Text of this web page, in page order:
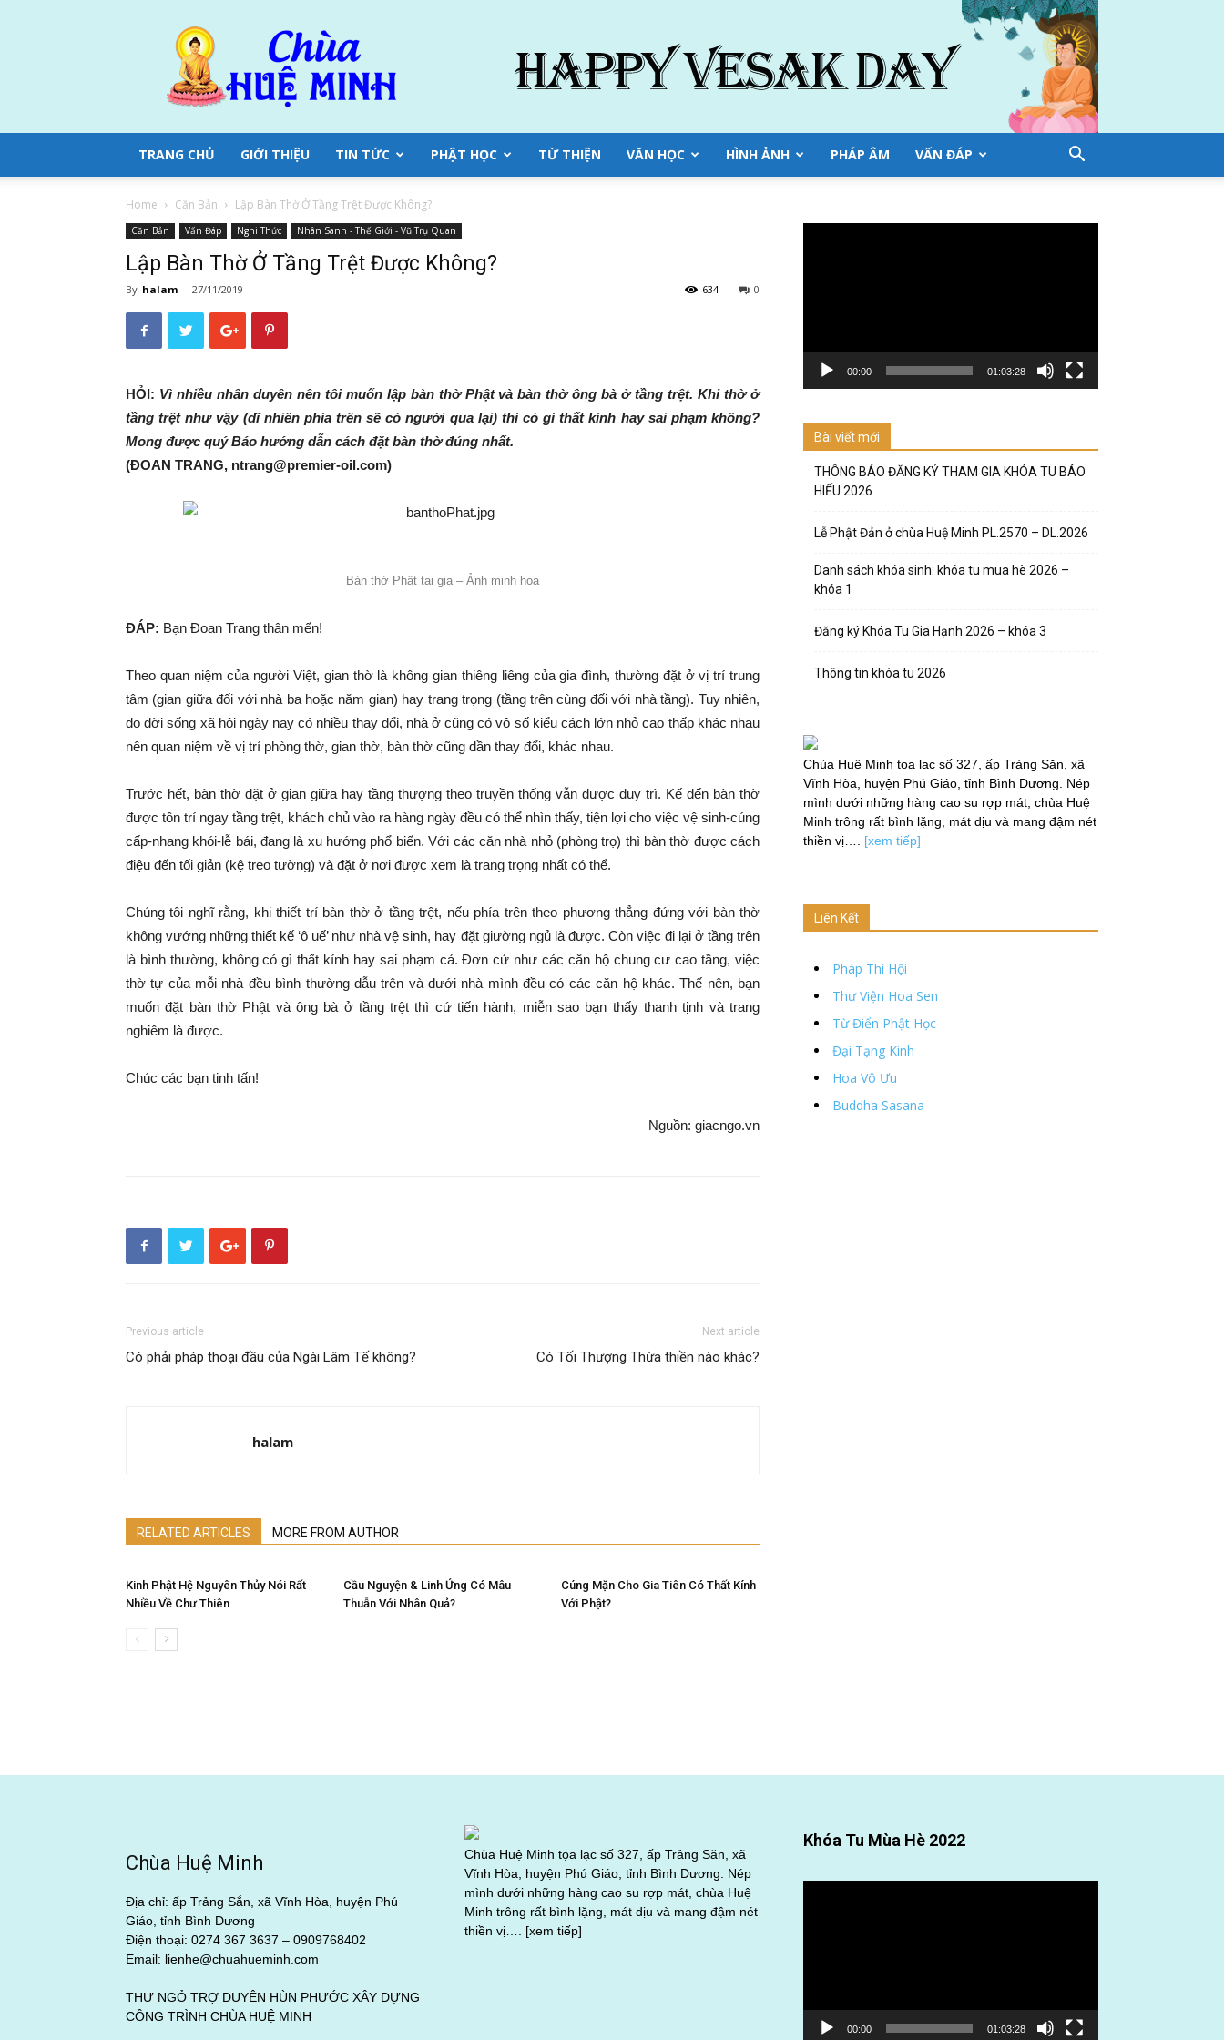
Chùa
Huệ
Minh
TRANG CHỦ GIỚI THIỆU TIN TỨC PHẬT HỌC TỪ THIỆN VĂN HỌC HÌNH ẢNH PHÁP ÂM VẤN ĐÁP
Home Căn Bản Lập Bàn Thờ Ở Tầng Trệt Được Không?
Căn Bản Vấn Đáp Nghi Thức Nhân Sanh - Thế Giới - Vũ Trụ Quan
Lập Bàn Thờ Ở Tầng Trệt Được Không?
By halam - 27/11/2019 0
634
HỎI: Vì nhiều nhân duyên nên tôi muốn lập bàn thờ Phật và bàn thờ ông bà ở tầng trệt. Khi thờ ở
tầng trệt như vậy (dĩ nhiên phía trên sẽ có người qua lại) thì có gì thất kính hay sai phạm không?
Mong được quý Báo hướng dẫn cách đặt bàn thờ đúng nhất.
(ĐOAN TRANG, ntrang@premier-oil.com)
Bàn thờ Phật tại gia – Ảnh minh họa
ĐÁP: Bạn Đoan Trang thân mến!
Theo quan niệm của người Việt, gian thờ là không gian thiêng liêng của gia đình, thường đặt ở vị trí trung
tâm (gian giữa đối với nhà ba hoặc năm gian) hay trang trọng (tầng trên cùng đối với nhà tầng). Tuy nhiên,
do đời sống xã hội ngày nay có nhiều thay đổi, nhà ở cũng có vô số kiểu cách lớn nhỏ cao thấp khác nhau
nên quan niệm về vị trí phòng thờ, gian thờ, bàn thờ cũng dần thay đổi, khác nhau.
Trước hết, bàn thờ đặt ở gian giữa hay tầng thượng theo truyền thống vẫn được duy trì. Kế đến bàn thờ
được tôn trí ngay tầng trệt, khách chủ vào ra hàng ngày đều có thể nhìn thấy, tiện lợi cho việc vệ sinh-cúng
cấp-nhang khói-lễ bái, đang là xu hướng phổ biến. Với các căn nhà nhỏ (phòng trọ) thì bàn thờ được cách
điệu đến tối giản (kệ treo tường) và đặt ở nơi được xem là trang trọng nhất có thể.
Chúng tôi nghĩ rằng, khi thiết trí bàn thờ ở tầng trệt, nếu phía trên theo phương thẳng đứng với bàn thờ
không vướng những thiết kế ‘ô uế’ như nhà vệ sinh, hay đặt giường ngủ là được. Còn việc đi lại ở tầng trên
là bình thường, không có gì thất kính hay sai phạm cả. Đơn cử như các căn hộ chung cư cao tầng, việc
thờ tự của mỗi nhà đều bình thường dẫu trên và dưới nhà mình đều có các căn hộ khác. Thế nên, bạn
muốn đặt bàn thờ Phật và ông bà ở tầng trệt thì cứ tiến hành, miễn sao bạn thấy thanh tịnh và trang
nghiêm là được.
Chúc các bạn tinh tấn!
Nguồn: giacngo.vn
Previous article
Có phải pháp thoại đầu của Ngài Lâm Tế không?
Next article
Có Tối Thượng Thừa thiền nào khác?
halam
RELATED ARTICLES MORE FROM AUTHOR
Kinh Phật Hệ Nguyên Thủy Nói Rất
Nhiều Về Chư Thiên
Cầu Nguyện & Linh Ứng Có Mâu
Thuẫn Với Nhân Quả?
Cúng Mặn Cho Gia Tiên Có Thất Kính
Với Phật?
00:00 01:03:28
Bài viết mới
THÔNG BÁO ĐĂNG KÝ THAM GIA KHÓA TU BÁO
HIẾU 2026
Lễ Phật Đản ở chùa Huệ Minh PL.2570 – DL.2026
Danh sách khóa sinh: khóa tu mua hè 2026 –
khóa 1
Đăng ký Khóa Tu Gia Hạnh 2026 – khóa 3
Thông tin khóa tu 2026
Chùa Huệ Minh tọa lạc số 327, ấp Trảng Săn, xã
Vĩnh Hòa, huyện Phú Giáo, tỉnh Bình Dương. Nép
mình dưới những hàng cao su rợp mát, chùa Huệ
Minh trông rất bình lặng, mát dịu và mang đậm nét
thiền vị…. [xem tiếp]
Liên Kết
Pháp Thí Hội
Thư Viện Hoa Sen
Từ Điển Phật Học
Đại Tạng Kinh
Hoa Vô Ưu
Buddha Sasana
Chùa Huệ Minh
Địa chỉ: ấp Trảng Sắn, xã Vĩnh Hòa, huyện Phú
Giáo, tỉnh Bình Dương
Điện thoại: 0274 367 3637 – 0909768402
Email: lienhe@chuahueminh.com
THƯ NGỎ TRỢ DUYÊN HÙN PHƯỚC XÂY DỰNG
CÔNG TRÌNH CHÙA HUỆ MINH
Chùa Huệ Minh tọa lạc số 327, ấp Trảng Săn, xã
Vĩnh Hòa, huyện Phú Giáo, tỉnh Bình Dương. Nép
mình dưới những hàng cao su rợp mát, chùa Huệ
Minh trông rất bình lặng, mát dịu và mang đậm nét
thiền vị…. [xem tiếp]
Khóa Tu Mùa Hè 2022
00:00 01:03:28